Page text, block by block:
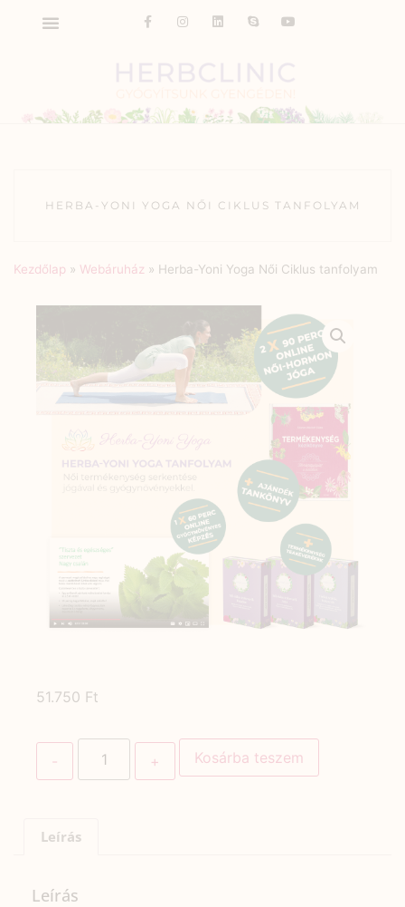
HERBA-YONI YOGA NŐI CIKLUS TANFOLYAM
Kezdőlap » Webáruház » Herba-Yoni Yoga Női Ciklus tanfolyam
51.750 Ft
Kosárba teszem
Leírás
Leírás